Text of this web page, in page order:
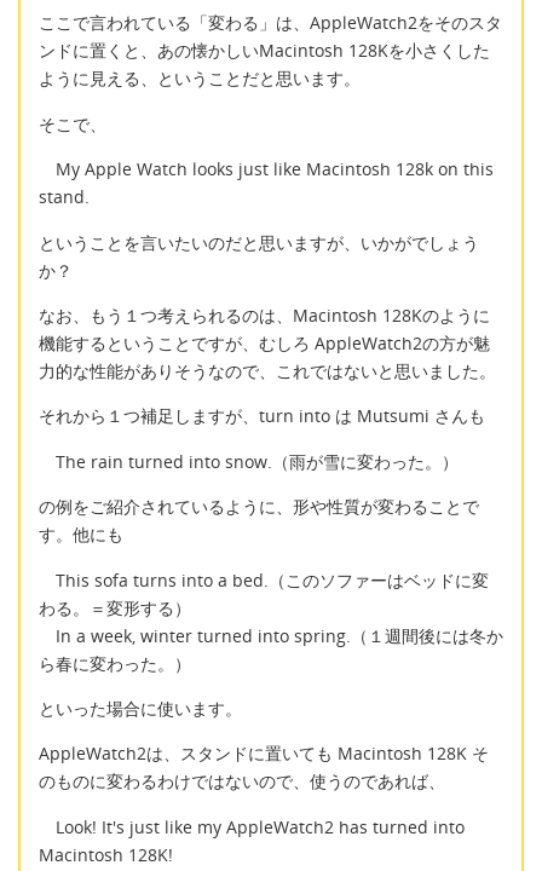
ここで言われている「変わる」は、AppleWatch2をそのスタ
ンドに置くと、あの懐かしいMacintosh 128Kを小さくした
ように見える、ということだと思います。
そこで、
My Apple Watch looks just like Macintosh 128k on this
stand.
ということを言いたいのだと思いますが、いかがでしょう
か？
なお、もう１つ考えられるのは、Macintosh 128Kのように
機能するということですが、むしろ AppleWatch2の方が魅
力的な性能がありそうなので、これではないと思いました。
それから１つ補足しますが、turn into は Mutsumi さんも
The rain turned into snow.（雨が雪に変わった。）
の例をご紹介されているように、形や性質が変わることで
す。他にも
This sofa turns into a bed.（このソファーはベッドに変
わる。＝変形する）
In a week, winter turned into spring.（１週間後には冬か
ら春に変わった。）
といった場合に使います。
AppleWatch2は、スタンドに置いても Macintosh 128K そ
のものに変わるわけではないので、使うのであれば、
Look! It's just like my AppleWatch2 has turned into
Macintosh 128K!